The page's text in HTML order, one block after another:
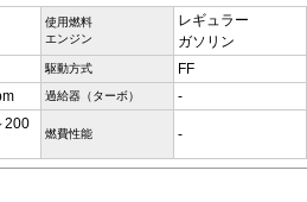
使用燃料
エンジン
レギュラー
ガソリン
駆動方式 FF
過給器（ターボ） -
200
燃費性能 -